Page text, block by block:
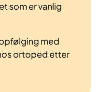
som er vanlig
med
ortoped etter